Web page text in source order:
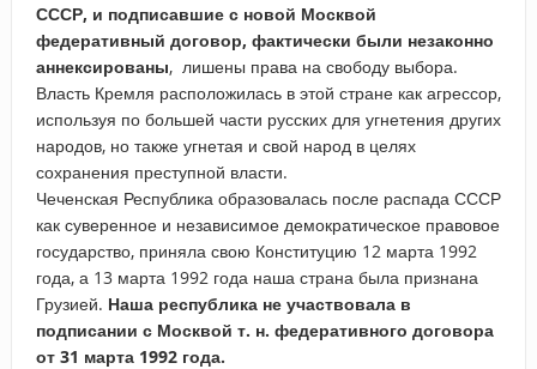
СССР, и подписавшие с новой Москвой
федеративный договор, фактически были незаконно
аннексированы, лишены права на свободу выбора.
Власть Кремля расположилась в этой стране как агрессор,
используя по большей части русских для угнетения других
народов, но также угнетая и свой народ в целях
сохранения преступной власти.
Чеченская Республика образовалась после распада СССР
как суверенное и независимое демократическое правовое
государство, приняла свою Конституцию 12 марта 1992
года, а 13 марта 1992 года наша страна была признана
Грузией. Наша республика не участвовала в
подписании с Москвой т. н. федеративного договора
от 31 марта 1992 года.